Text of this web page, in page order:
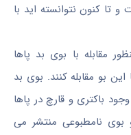
تا کنون نتوانسته اید با
مقابله با بوی بد پاها
این بو مقابله کنند. بوی بد
باکتری و قارچ در پاها
نامطبوعی منتشر می